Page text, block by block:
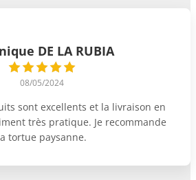
DE LA RUBIA
08/05/2024
sont excellents et la livraison en
très pratique. Je recommande
tortue paysanne.